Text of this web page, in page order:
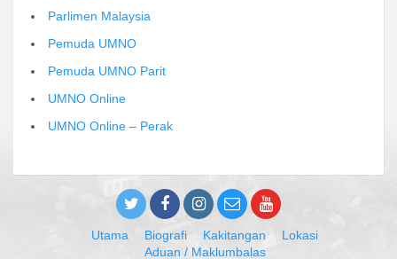
Parlimen Malaysia
Pemuda UMNO
Pemuda UMNO Parit
UMNO Online
UMNO Online – Perak
Utama Biografi Kakitangan
Lokasi
Aduan / Maklumbalas